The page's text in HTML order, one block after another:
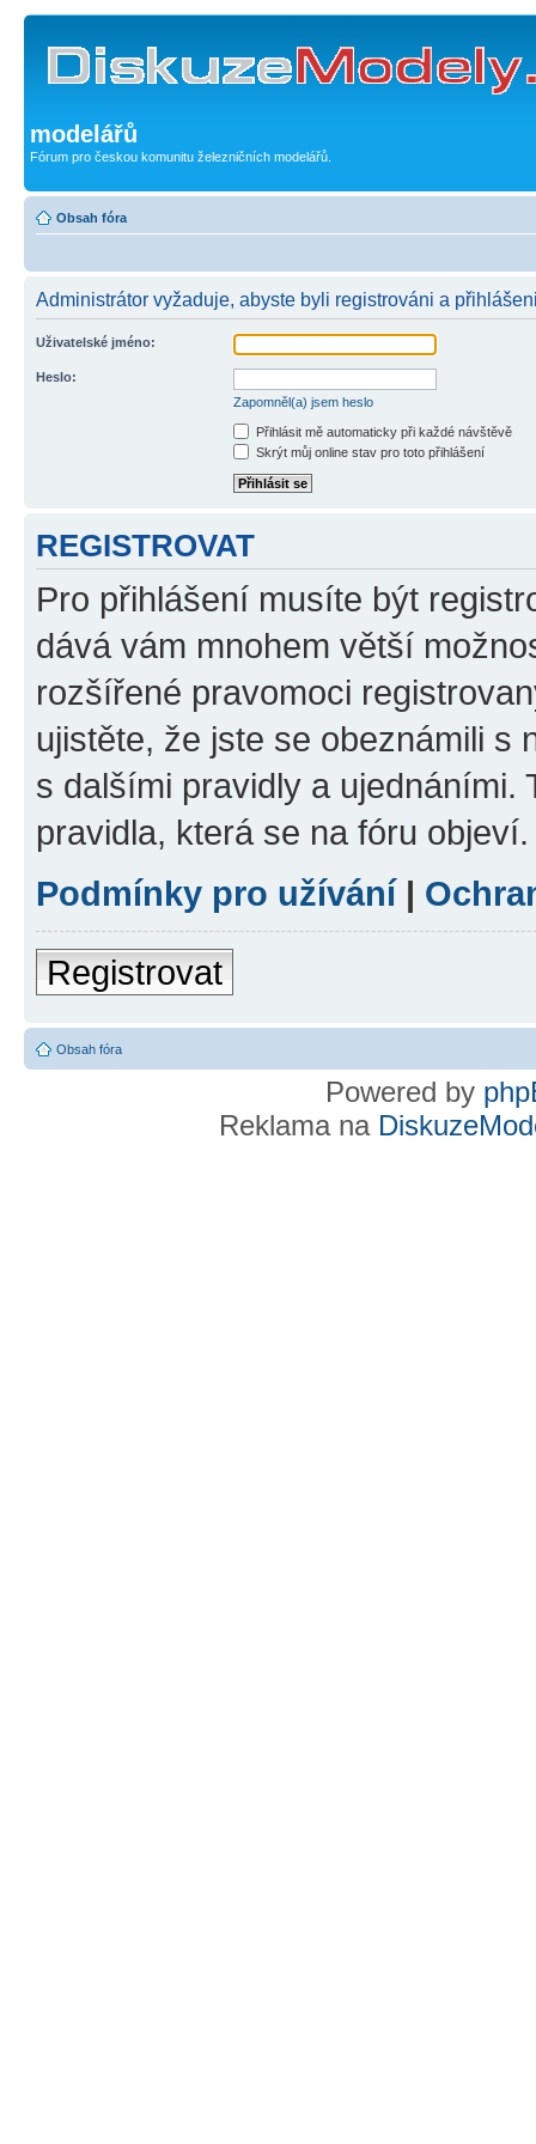
modelářů
Fórum pro českou komunitu železničních modelářů.
Obsah fóra
Administrátor vyžaduje, abyste byli registrováni a
Uživatelské jméno:
Heslo:
Zapomněl(a) jsem heslo
Přihlásit mě automaticky při každé návštěvě
Skrýt můj online stav pro toto přihlášení
REGISTROVAT
Pro přihlášení musíte být
dává vám mnohem větší
rozšířené pravomoci
ujistěte, že jste se obeznámili s
s dalšími pravidly a ujednáními.
pravidla, která se na fóru objeví.
Podmínky pro užívání |
Registrovat
Obsah fóra
Powered by
Reklama na